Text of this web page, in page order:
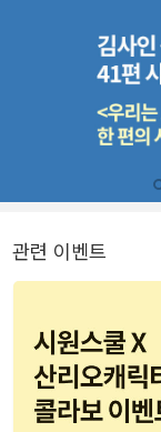
관련 이벤트